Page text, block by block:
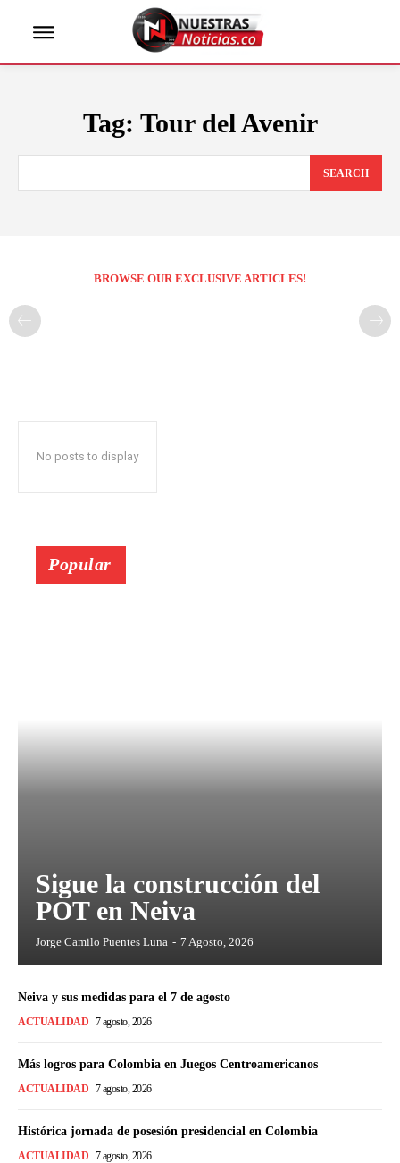
Tag: Tour del Avenir
SEARCH
BROWSE OUR EXCLUSIVE ARTICLES!
No posts to display
Popular
Sigue la construcción del
POT en Neiva
Jorge Camilo Puentes Luna - 7 Agosto, 2026
Neiva y sus medidas para el 7 de agosto
ACTUALIDAD 7 agosto, 2026
Más logros para Colombia en Juegos Centroamericanos
ACTUALIDAD 7 agosto, 2026
Histórica jornada de posesión presidencial en Colombia
ACTUALIDAD 7 agosto, 2026